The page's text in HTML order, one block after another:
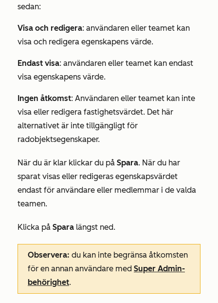
sedan:
Visa och redigera: användaren eller teamet kan
visa och redigera egenskapens värde.
Endast visa: användaren eller teamet kan endast
visa egenskapens värde.
Ingen åtkomst: Användaren eller teamet kan inte
visa eller redigera fastighetsvärdet. Det här
alternativet är inte tillgängligt för
radobjektsegenskaper.
När du är klar klickar du på Spara. När du har
sparat visas eller redigeras egenskapsvärdet
endast för användare eller medlemmar i de valda
teamen.
Klicka på Spara längst ned.
Observera: du kan inte begränsa åtkomsten
för en annan användare med Super Admin-
behörighet.